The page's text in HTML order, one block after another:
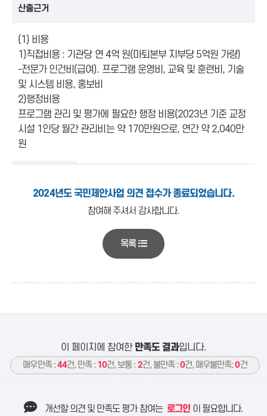
산출근거
(1) 비용
1)직접비용 : 기관당 연 4억 원(마퇴본부 지부당 5억원 가량)
-전문가 인건비(급여). 프로그램 운영비, 교육 및 훈련비, 기술
및 시스템 비용, 홍보비
2)행정비용
프로그램 관리 및 평가에 필요한 행정 비용(2023년 기준 교정
시설 1인당 월간 관리비는 약 170만원으로, 연간 약 2,040만
원
2024년도 국민제안사업 의견 접수가 종료되었습니다.
참여해 주셔서 감사합니다.
목록
이 페이지에 참여한 만족도 결과입니다.
매우만족 :44건, 만족 : 10건, 보통 : 2건, 불만족 :0건, 매우불만족:0건
개선할 의견 및 만족도 평가 참여는 로그인 이 필요합니다.